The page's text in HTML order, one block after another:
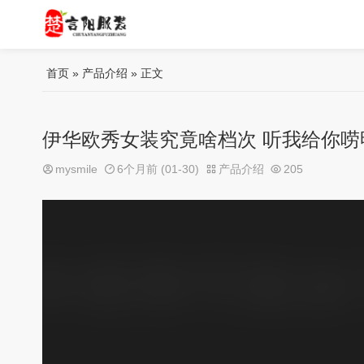
首页 » 产品介绍 » 正文
伊华欧秀女装究竟啥档次 听我给你
mysmile 6个月前 (01-30) 产品介绍 205